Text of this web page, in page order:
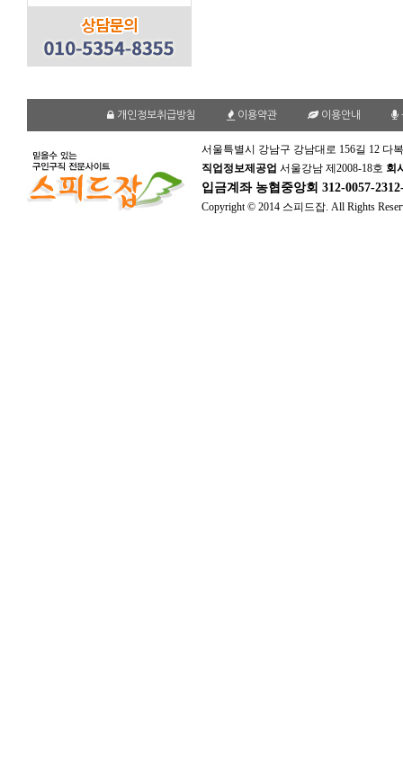
개인정보취급방침 이용약관 이용안내
서울특별시 강남구 강남대로 156길 12 다
직업정보제공업 서울강남 제2008-18호 회
입금계좌 농협중앙회 312-0057-
Copyright © 2014 스피드잡. All Rights